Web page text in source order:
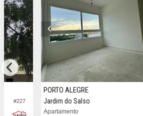
#227
PORTO ALEGRE
Jardim do Salso
Apartamento